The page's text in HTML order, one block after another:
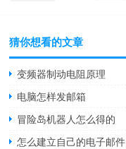
猜你想看的文章
变频器制动电阻原理
电脑怎样发邮箱
冒险岛机器人怎么得的
怎么建立自己的电子邮件